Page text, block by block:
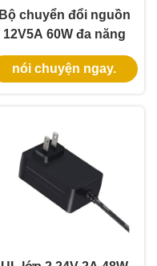
Bộ chuyển đổi nguồn
12V5A 60W đa năng
với bảo hành 3 năm
cho Đèn LED dây
nói chuyện ngay.